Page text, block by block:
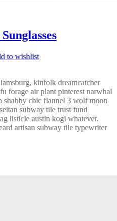
to wishlist
kinfolk dreamcatcher
forage air plant pinterest narwhal
shabby chic flannel 3 wolf moon
subway tile trust fund
listicle austin kogi whatever.
artisan subway tile typewriter